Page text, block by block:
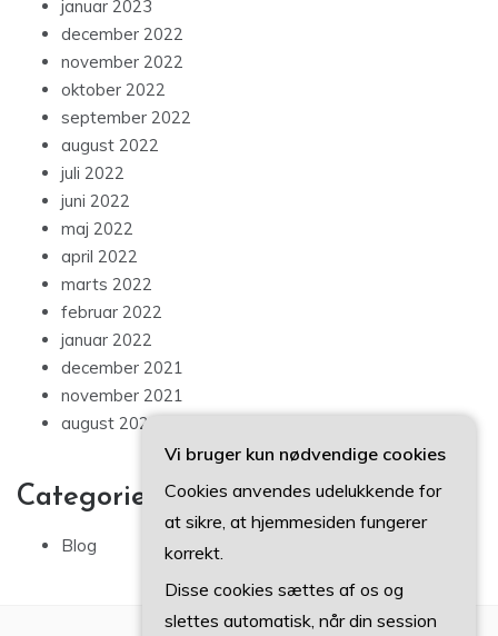
januar 2023
december 2022
november 2022
oktober 2022
september 2022
august 2022
juli 2022
juni 2022
maj 2022
april 2022
marts 2022
februar 2022
januar 2022
december 2021
november 2021
august 2021
Categories
Blog
Vi bruger kun nødvendige cookies
Cookies anvendes udelukkende for
at sikre, at hjemmesiden fungerer
korrekt.
Disse cookies sættes af os og
slettes automatisk, når din session